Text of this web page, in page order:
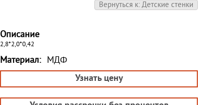
Вернуться к: Детские стенки
Описание
2,8*2,0*0,42
Материал: МДФ
Узнать цену